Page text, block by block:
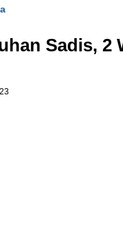
Sadis, 2